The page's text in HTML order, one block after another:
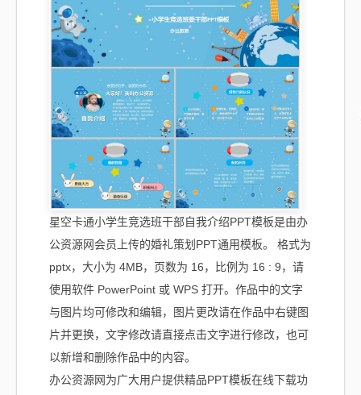
星空卡通小学生竞选班干部自我介绍PPT模板是由办
公资源网会员上传的婚礼策划PPT通用模板。 格式为
pptx，大小为 4MB，页数为 16，比例为 16 : 9，请
使用软件 PowerPoint 或 WPS 打开。作品中的文字
与图片均可修改和编辑，图片更改请在作品中右键图
片并更换，文字修改请直接点击文字进行修改，也可
以新增和删除作品中的内容。
办公资源网为广大用户提供精品PPT模板在线下载功